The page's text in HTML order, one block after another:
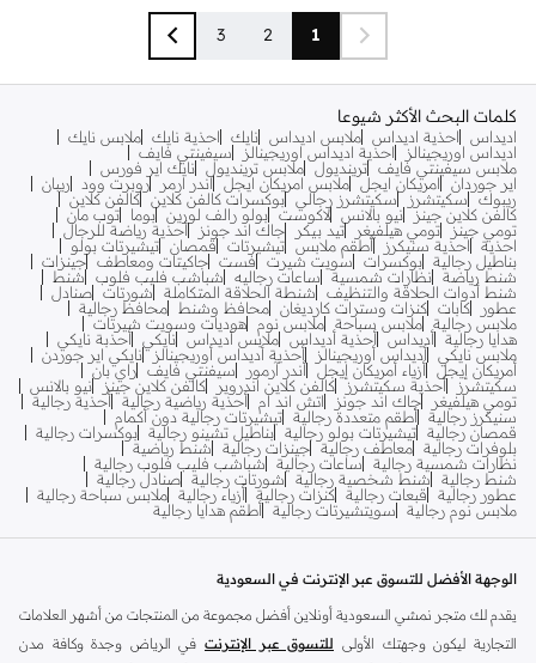
1
2
3
كلمات البحث الأكثر شيوعا
اديداس احذية اديداس ملابس اديداس نايك احذية نايك ملابس نايك
اديداس اوريجينالز
احذية اديداس اوريجينالز
سيفينتي فايف
ملابس سيفينتي فايف ترينديول ملابس ترينديول نايك اير فورس
اير جوردان
امريكان ايجل ملابس امريكان ايجل اندر ارمر روبرت وود
ريبان
ريبوك
سكيتشرز سكيتشرز رجالي بوكسرات كالفن كلاين كالفن كلاين
كالفن كلاين جينز نيو بالانس لاكوست بولو رالف لورين بوما
توب مان
تومي جينز تومي هيلفيغر تيد بيكر جاك اند جونز
أحذية رياضة للرجال
احذية
احذية سنيكرز أطقم ملابس تيشيرتات قمصان تيشيرتات بولو
بناطيل رجالية بوكسرات سويت شيرت فست جاكيتات ومعاطف جينزات
شنط رياضة نظارات شمسية ساعات رجاليه شباشب فليب فلوب
شنط
شنط أدوات الحلاقة والتنظيف
شنطة الحلاقة المتكاملة شورتات صنادل
عطور
كابات كنزات وسترات كارديغان محافظ وشنط
محافظ رجالية
ملابس رجالية ملابس سباحة ملابس نوم
هوديات وسويت شيرتات
هدايا رجالية أديداس أحذية أديداس ملابس أديداس نايكي أحذبة نايكي
ملابس نايكي أديداس أوريجينالز أحذية أديداس أوريجينالز
نايكي اير جوردن
أمريكان إيجل أزياء أمريكان إيجل أندر آرمور سيفنتي فايف راي بان
سكيتشرز
أحذية سكيتشرز كالفن كلاين اندروير كالفن كلاين جينز
نيو بالانس
تومي هيلفيغر
جاك اند جونز اتش اند ام أحذية رياضية رجالية أحذية رجالية
سنيكرز رجالية أطقم متعددة رجالية تيشيرتات رجالية دون أكمام
قمصان رجالية تيشيرتات بولو رجالية بناطيل تشينو رجالية بوكسرات رجالية
بلوفرات رجالية معاطف رجالية جينزات رجالية
شنط رياضية
نظارات شمسية رجالية
ساعات رجالية
شباشب فليب فلوب رجالية
شنط رجالية
شنط شخصية رجالية شورتات رجالية صنادل رجالية
عطور رجالية
قبعات رجالية كنزات رجالية أزياء رجالية ملابس سباحة رجالية
ملابس نوم رجالية
سويتشيرتات رجالية أطقم هدايا رجالية
الوجهة الأفضل للتسوق عبر الإنترنت في السعودية
يقدم لك متجر نمشي السعودية أونلاين أفضل مجموعة من المنتجات من أشهر العلامات
التجارية ليكون وجهتك الأولى للتسوق عبر الإنترنت في الرياض وجدة وكافة مدن